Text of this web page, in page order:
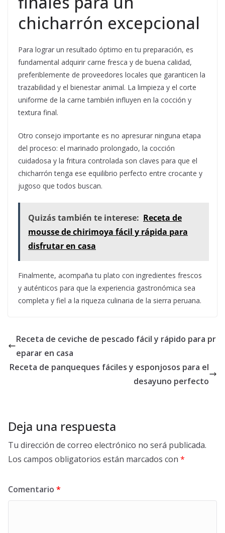
chicharrón excepcional
Para lograr un resultado óptimo en tu preparación, es
fundamental adquirir carne fresca y de buena calidad,
preferiblemente de proveedores locales que garanticen la
trazabilidad y el bienestar animal. La limpieza y el corte
uniforme de la carne también influyen en la cocción y
textura final.
Otro consejo importante es no apresurar ninguna etapa
del proceso: el marinado prolongado, la cocción
cuidadosa y la fritura controlada son claves para que el
chicharrón tenga ese equilibrio perfecto entre crocante y
jugoso que todos buscan.
Quizás también te interese: Receta de
mousse de chirimoya fácil y rápida para
disfrutar en casa
Finalmente, acompaña tu plato con ingredientes frescos
y auténticos para que la experiencia gastronómica sea
completa y fiel a la riqueza culinaria de la sierra peruana.
Receta de ceviche de pescado fácil y rápido para pr
eparar en casa
Receta de panqueques fáciles y esponjosos para el
desayuno perfecto
Deja una respuesta
Tu dirección de correo electrónico no será publicada.
Los campos obligatorios están marcados con *
Comentario *